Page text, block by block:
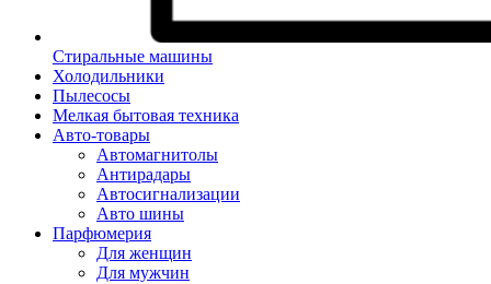
Стиральные машины
Холодильники
Пылесосы
Мелкая бытовая техника
Авто-товары
Автомагнитолы
Антирадары
Автосигнализации
Авто шины
Парфюмерия
Для женщин
Для мужчин